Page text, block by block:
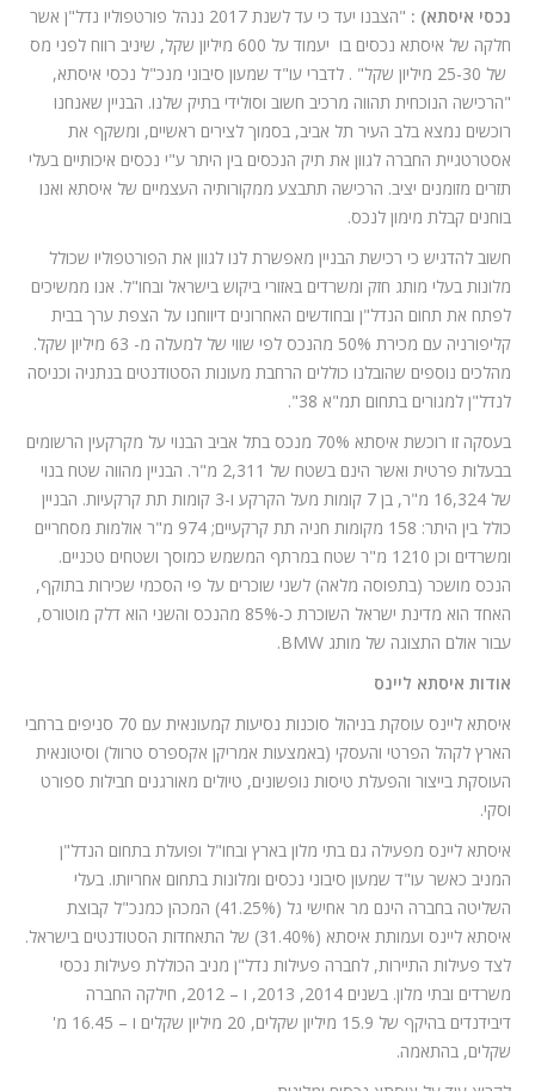
נכסי איסתא) :
"הצבנו יעד כי עד לשנת 2017 ננהל פורטפוליו נדל"ן אשר
חלקה של איסתא נכסים בו יעמוד על 600 מיליון שקל, שיניב רווח לפני מס
של 25-30 מיליון שקל" . לדברי עו"ד שמעון סיבוני מנכ"ל נכסי איסתא,
"הרכישה הנוכחית תהווה מרכיב חשוב וסולידי בתיק שלנו. הבניין שאנחנו
רוכשים נמצא בלב העיר תל אביב, בסמוך לצירים ראשיים, ומשקף את
אסטרטגיית החברה לגוון את תיק הנכסים בין היתר ע"י נכסים איכותיים בעלי
תזרים מזומנים יציב. הרכישה תתבצע ממקורותיה העצמיים של איסתא ואנו
בוחנים קבלת מימון לנכס.
חשוב להדגיש כי רכישת הבניין מאפשרת לנו לגוון את הפורטפוליו שכולל
מלונות בעלי מותג חזק ומשרדים באזורי ביקוש בישראל ובחו"ל. אנו ממשיכים
לפתח את תחום הנדל"ן ובחודשים האחרונים דיווחנו על הצפת ערך בבית
קליפורניה עם מכירת 50% מהנכס לפי שווי של למעלה מ- 63 מיליון שקל.
מהלכים נוספים שהובלנו כוללים הרחבת מעונות הסטודנטים בנתניה וכניסה
לנדל"ן למגורים בתחום תמ"א 38".
בעסקה זו רוכשת איסתא 70% מנכס בתל אביב הבנוי על מקרקעין הרשומים
בבעלות פרטית ואשר הינם בשטח של 2,311 מ"ר. הבניין מהווה שטח בנוי
של 16,324 מ"ר, בן 7 קומות מעל הקרקע ו-3 קומות תת קרקעיות. הבניין
כולל בין היתר: 158 מקומות חניה תת קרקעיים; 974 מ"ר אולמות מסחריים
ומשרדים וכן 1210 מ"ר שטח במרתף המשמש כמוסך ושטחים טכניים.
הנכס מושכר (בתפוסה מלאה) לשני שוכרים על פי הסכמי שכירות בתוקף,
האחד הוא מדינת ישראל השוכרת כ-85% מהנכס והשני הוא דלק מוטורס,
עבור אולם התצוגה של מותג BMW.
אודות איסתא ליינס
איסתא ליינס עוסקת בניהול סוכנות נסיעות קמעונאית עם 70 סניפים ברחבי
הארץ לקהל הפרטי והעסקי (באמצעות אמריקן אקספרס טרוול) וסיטונאית
העוסקת בייצור והפעלת טיסות נופשונים, טיולים מאורגנים חבילות ספורט
וסקי.
איסתא ליינס מפעילה גם בתי מלון בארץ ובחו"ל ופועלת בתחום הנדל"ן
המניב כאשר עו"ד שמעון סיבוני נכסים ומלונות בתחום אחריותו. בעלי
השליטה בחברה הינם מר אחישי גל (41.25%) המכהן כמנכ"ל קבוצת
איסתא ליינס ועמותת איסתא (31.40%) של התאחדות הסטודנטים בישראל.
לצד פעילות התיירות, לחברה פעילות נדל"ן מניב הכוללת פעילות נכסי
משרדים ובתי מלון. בשנים 2014, 2013, ו – 2012, חילקה החברה
דיבידנדים בהיקף של 15.9 מיליון שקלים, 20 מיליון שקלים ו – 16.45 מ'
שקלים, בהתאמה.